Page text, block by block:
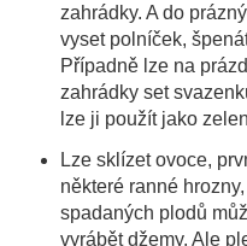
zahrádky. A do
vyset polníček,
Případně lze na
zahrádky set
lze ji použít jako
Lze sklízet ovoce,
některé ranné
spadaných plodů
vyrábět džemy. Ale